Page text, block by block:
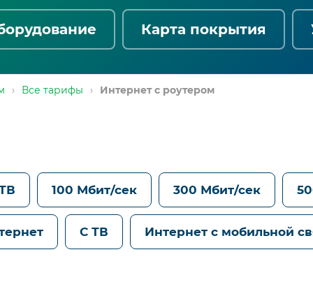
Карта покрытия
› Все тарифы › Интернет с роутером
100 Мбит/сек 300 Мбит/сек
С ТВ Интернет с мобильной